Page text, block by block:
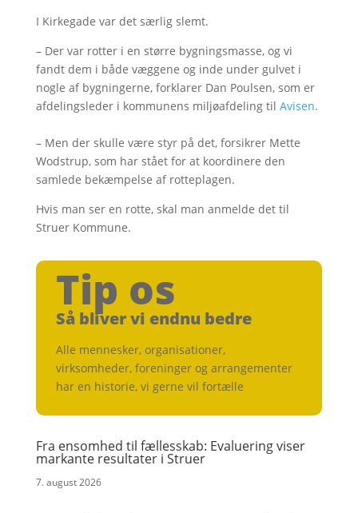
I Kirkegade var det særlig slemt.
– Der var rotter i en større bygningsmasse, og vi
fandt dem i både væggene og inde under gulvet i
nogle af bygningerne, forklarer Dan Poulsen, som er
afdelingsleder i kommunens miljøafdeling til Avisen.
– Men der skulle være styr på det, forsikrer Mette
Wodstrup, som har stået for at koordinere den
samlede bekæmpelse af rotteplagen.
Hvis man ser en rotte, skal man anmelde det til
Struer Kommune.
Tip os
Så bliver vi endnu bedre
Alle mennesker, organisationer,
virksomheder, foreninger og arrangementer
har en historie, vi gerne vil fortælle
Fra ensomhed til fællesskab: Evaluering viser
markante resultater i Struer
7. august 2026